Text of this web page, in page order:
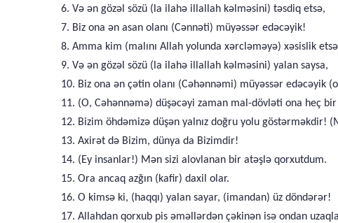
6. Və ən gözəl sözü (la ilahə illallah kəlməsini) təsdiq etsə,
7. Biz ona ən asan olanı (Cənnəti) müyəssər edəcəyik!
8. Amma kim (malını Allah yolunda xərcləməyə) xəsislik
9. Və ən gözəl sözü (la ilahə illallah kəlməsini) yalan saysa,
10. Biz ona ən çətin olanı (Cəhənnəmi) müyəssər edəcəyik
11. (O, Cəhənnəmə) düşəcəyi zaman mal-dövləti ona heç
12. Bizim öhdəmizə düşən yalnız doğru yolu göstərməkdir!
13. Axirət də Bizim, dünya da Bizimdir!
14. (Ey insanlar!) Mən sizi alovlanan bir atəşlə qorxutdum.
15. Ora ancaq azğın (kafir) daxil olar.
16. O kimsə ki, (haqqı) yalan sayar, (imandan) üz döndərər!
17. Allahdan qorxub pis əməllərdən çəkinən isə ondan